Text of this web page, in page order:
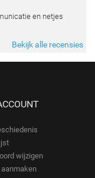
en netjes
Bekijk alle recensies
wijzigen